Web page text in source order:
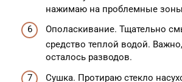
нажимаю на проблемные
Ополаскивание. Тщательно
средство теплой водой.
осталось разводов.
Сушка. Протираю стекло